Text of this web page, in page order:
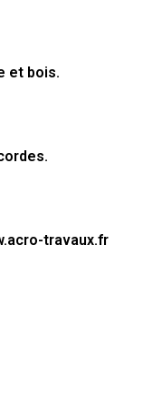
et bois.
travaux.fr